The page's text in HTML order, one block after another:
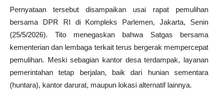
Pernyataan tersebut disampaikan usai rapat pemulihan
bersama DPR RI di Kompleks Parlemen, Jakarta, Senin
(25/5/2026). Tito menegaskan bahwa Satgas bersama
kementerian dan lembaga terkait terus bergerak mempercepat
pemulihan. Meski sebagian kantor desa terdampak, layanan
pemerintahan tetap berjalan, baik dari hunian sementara
(huntara), kantor darurat, maupun lokasi alternatif lainnya.